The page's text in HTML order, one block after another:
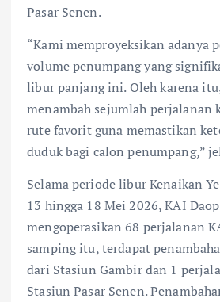
Pasar Senen.
“Kami memproyeksikan adanya
volume penumpang yang
libur panjang ini. Oleh karena
menambah sejumlah perjalanan
rute favorit guna memastikan
duduk bagi calon penumpang,”
Selama periode libur Kenaikan
13 hingga 18 Mei 2026, KAI
mengoperasikan 68 perjalanan
samping itu, terdapat
dari Stasiun Gambir dan 1
Stasiun Pasar Senen.